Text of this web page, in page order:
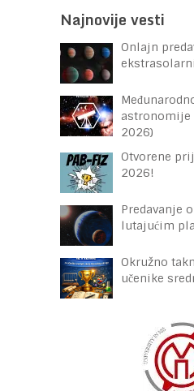
Najnovije vesti
Onlajn
astronomije
2026)
Otvorene
2026!
Predavanje
lutajućim
Okružno
učenike